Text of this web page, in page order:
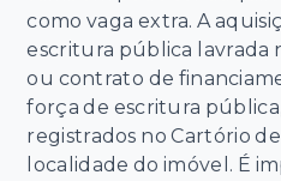
como vaga extra. A
escritura pública lavrada
ou contrato de
força de escritura
registrados no Cartório
localidade do imóvel. É